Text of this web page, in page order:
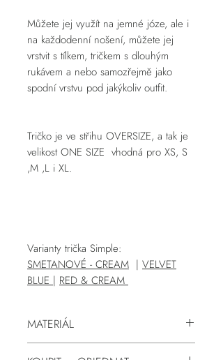
Můžete jej využít na jemné józe, ale i
na každodenní nošení, můžete jej
vrstvit s tílkem, tričkem s dlouhým
rukávem a nebo samozřejmě jako
spodní vrstvu pod jakýkoliv outfit.
Tričko je ve střihu OVERSIZE, a tak je
velikost ONE SIZE vhodná pro XS, S
,M ,L i XL.
Varianty trička Simple:
SMETANOVÉ - CREAM | VELVET
BLUE | RED & CREAM
MATERIÁL